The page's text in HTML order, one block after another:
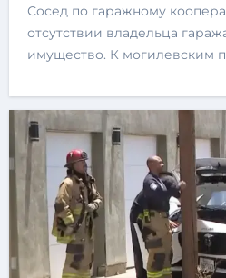
Сосед по гаражному кооперативу, зная об
отсутствии владельца
имущество. К могилевским